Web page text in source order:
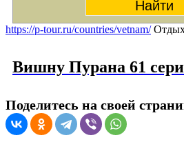
https://p-tour.ru/countries/vetnam/Отдых
Вишну Пурана 61
Поделитесь на своей